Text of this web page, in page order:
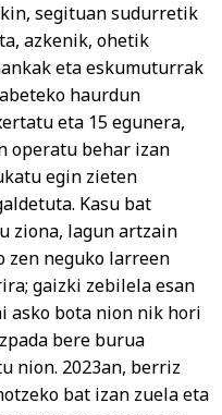
segituan sudurretik
azkenik, ohetik
eta eskumuturrak
haurdun
eta 15 egunera,
operatu behar izan
egin zieten
Kasu bat
ziona, lagun artzain
zen neguko larreen
gaizki zebilela esan
asko bota nion nik hori
bere burua
nion. 2023an, berriz
bat izan zuela eta